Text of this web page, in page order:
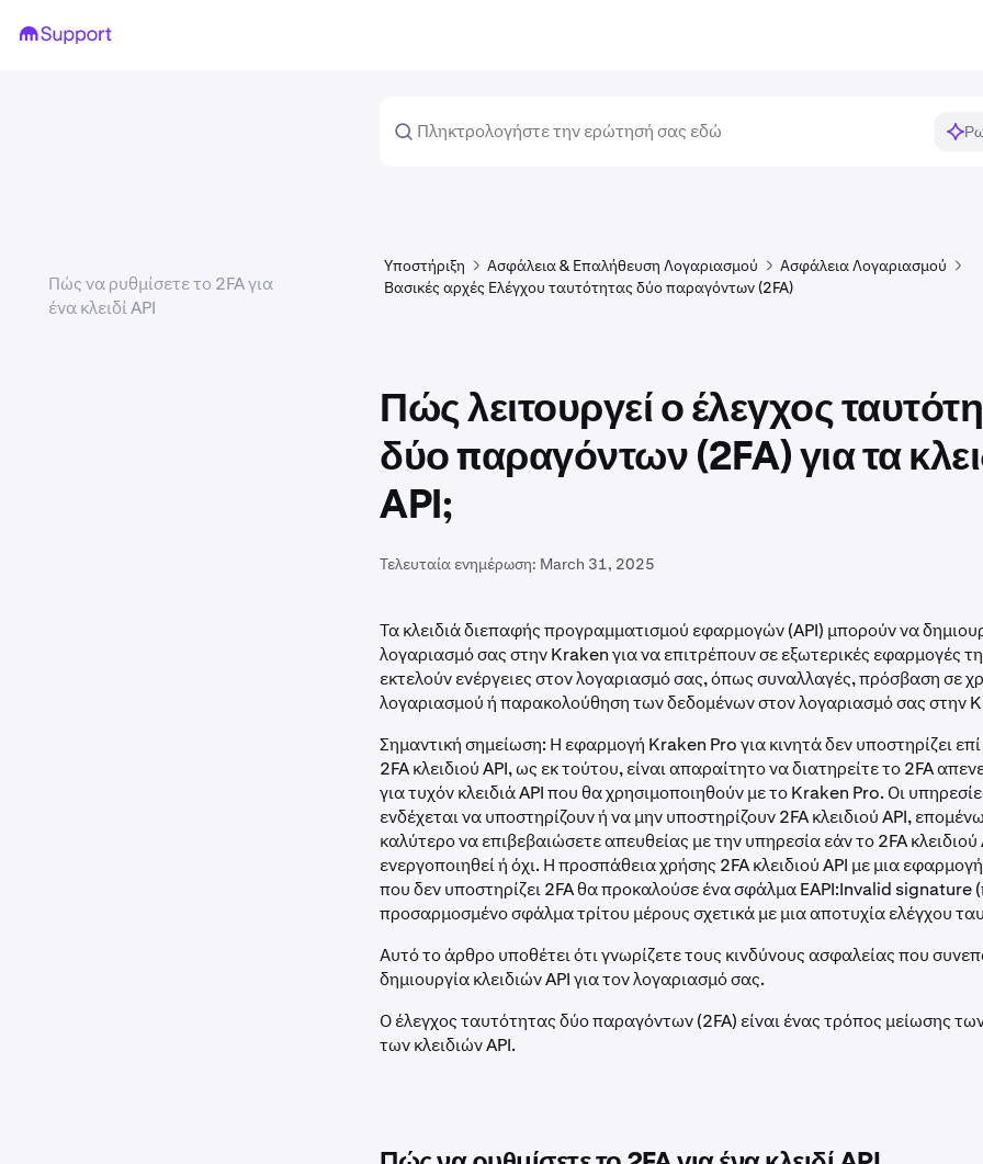
Υποστήριξη Ασφάλεια & Επαλήθευση Λογαριασμού
Ασφάλεια Λογαριασμού
Βασικές αρχές Ελέγχου ταυτότητας δύο παραγόντων (2FA)
Πώς λειτουργεί ο έλεγχος
δύο παραγόντων (2FA) για τα
API;
Τελευταία ενημέρωση: March 31, 2025
Τα κλειδιά διεπαφής προγραμματισμού εφαρμογών (API) μπορούν να
λογαριασμό σας στην Kraken για να επιτρέπουν σε εξωτερικές εφαρμογές
εκτελούν ενέργειες στον λογαριασμό σας, όπως συναλλαγές, πρόσβαση σε
λογαριασμού ή παρακολούθηση των δεδομένων στον λογαριασμό σας στην
Σημαντική σημείωση: Η εφαρμογή Kraken Pro για κινητά δεν υποστηρίζει
2FA κλειδιού API, ως εκ τούτου, είναι απαραίτητο να διατηρείτε το 2FA
για τυχόν κλειδιά API που θα χρησιμοποιηθούν με το Kraken Pro. Οι
ενδέχεται να υποστηρίζουν ή να μην υποστηρίζουν 2FA κλειδιού API,
καλύτερο να επιβεβαιώσετε απευθείας με την υπηρεσία εάν το 2FA κλειδιού
ενεργοποιηθεί ή όχι. Η προσπάθεια χρήσης 2FA κλειδιού API με μια
που δεν υποστηρίζει 2FA θα προκαλούσε ένα σφάλμα EAPI:Invalid signature
προσαρμοσμένο σφάλμα τρίτου μέρους σχετικά με μια αποτυχία ελέγχου
Αυτό το άρθρο υποθέτει ότι γνωρίζετε τους κινδύνους ασφαλείας που
δημιουργία κλειδιών API για τον λογαριασμό σας.
Ο έλεγχος ταυτότητας δύο παραγόντων (2FA) είναι ένας τρόπος μείωσης
των κλειδιών API.
Πώς να ρυθμίσετε το 2FA για
ένα κλειδί API